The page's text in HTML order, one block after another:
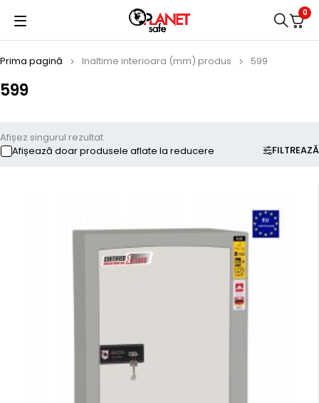
0
599
Prima pagină Inaltime interioara (mm) produs 599
FILTREAZĂ
Afișez singurul rezultat
Afișează doar produsele aflate la reducere